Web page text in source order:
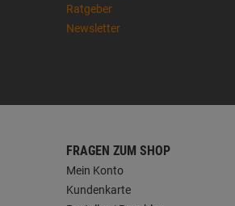
Ratgeber
Newsletter
FRAGEN ZUM SHOP
Mein Konto
Kundenkarte